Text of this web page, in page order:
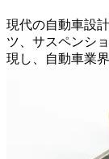
現代の自動車設
ツ、サスペンシ
現し、自動車業